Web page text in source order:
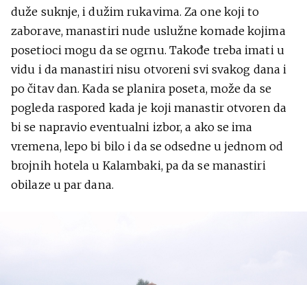
duže suknje, i dužim rukavima. Za one koji to
zaborave, manastiri nude uslužne komade kojima
posetioci mogu da se ogrnu. Takođe treba imati u
vidu i da manastiri nisu otvoreni svi svakog dana i
po čitav dan. Kada se planira poseta, može da se
pogleda raspored kada je koji manastir otvoren da
bi se napravio eventualni izbor, a ako se ima
vremena, lepo bi bilo i da se odsedne u jednom od
brojnih hotela u Kalambaki, pa da se manastiri
obilaze u par dana.